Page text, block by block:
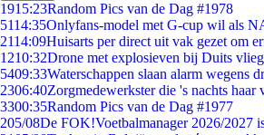
1915:23Random Pics van de Dag #1978
5114:35Onlyfans-model met G-cup wil als
2114:09Huisarts per direct uit vak gezet om
1210:32Drone met explosieven bij Duits
5409:33Waterschappen slaan alarm wegens
2306:40Zorgmedewerkster die 's nachts haar
3300:35Random Pics van de Dag #1977
205/08De FOK!Voetbalmanager 2026/2027